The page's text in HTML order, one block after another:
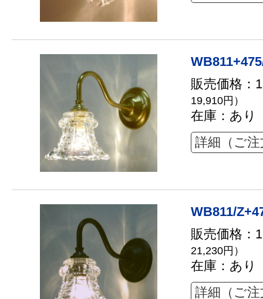
販売価格：
19,910円）
在庫：あり
詳細（ご
WB811/
販売価格：
21,230円）
在庫：あり
詳細（ご